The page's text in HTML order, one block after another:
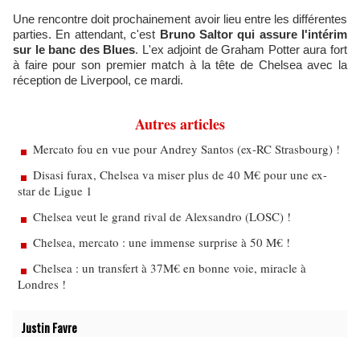
Une rencontre doit prochainement avoir lieu entre les différentes
parties. En attendant, c'est Bruno Saltor qui assure l'intérim
sur le banc des Blues. L'ex adjoint de Graham Potter aura fort
à faire pour son premier match à la tête de Chelsea avec la
réception de Liverpool, ce mardi.
Autres articles
Mercato fou en vue pour Andrey Santos (ex-RC Strasbourg) !
Disasi furax, Chelsea va miser plus de 40 M€ pour une ex-
star de Ligue 1
Chelsea veut le grand rival de Alexsandro (LOSC) !
Chelsea, mercato : une immense surprise à 50 M€ !
Chelsea : un transfert à 37M€ en bonne voie, miracle à
Londres !
Justin Favre